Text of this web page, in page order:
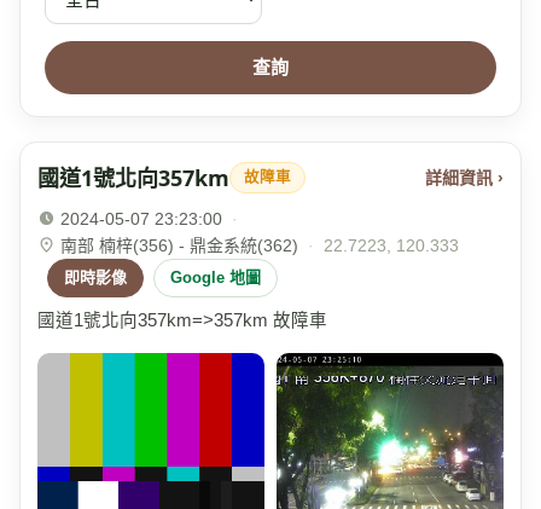
查詢
國道1號北向357km 故障車 詳細資訊 ›
2024-05-07 23:23:00
·
南部 楠梓(356) - 鼎金系統(362)
· 22.7223, 120.333
即時影像 Google 地圖
國道1號北向357km=>357km 故障車